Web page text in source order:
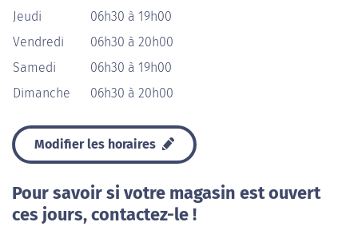
Jeudi
06h30 à 19h00
Vendredi
06h30 à 20h00
Samedi
06h30 à 19h00
Dimanche
06h30 à 20h00
Modifier les horaires
Pour savoir si votre magasin est ouvert
ces jours, contactez-le !